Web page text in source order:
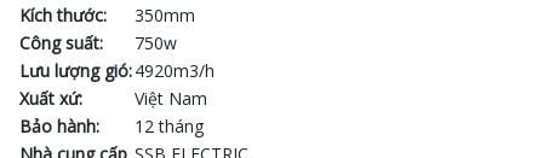
Kích thước:
350mm
Công suất:
750w
Lưu lượng gió:4920m3/h
Xuất xứ:
Việt Nam
Bảo hành:
12 tháng